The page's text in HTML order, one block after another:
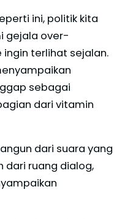
ini, politik kita
gejala over-
ingin terlihat sejalan.
sebagai
dari vitamin
dari suara yang
dari ruang dialog,